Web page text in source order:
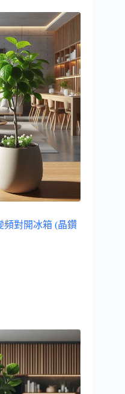
頻對開冰箱 (晶鑽